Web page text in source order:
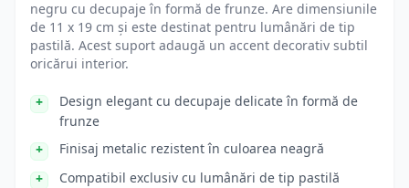
negru cu decupaje în formă de frunze. Are dimensiunile
de 11 x 19 cm și este destinat pentru lumânări de tip
pastilă. Acest suport adaugă un accent decorativ subtil
oricărui interior.
Design elegant cu decupaje delicate în formă de
frunze
Finisaj metalic rezistent în culoarea neagră
Compatibil exclusiv cu lumânări de tip pastilă